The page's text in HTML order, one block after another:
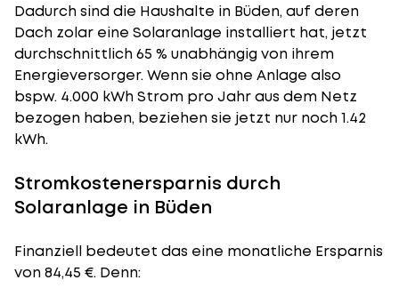
Dadurch sind die Haushalte in Büden, auf deren
Dach zolar eine Solaranlage installiert hat, jetzt
durchschnittlich 65 % unabhängig von ihrem
Energieversorger. Wenn sie ohne Anlage also
bspw. 4.000 kWh Strom pro Jahr aus dem Netz
bezogen haben, beziehen sie jetzt nur noch 1.42
kWh.
Stromkostenersparnis durch
Solaranlage in Büden
Finanziell bedeutet das eine monatliche Ersparnis
von 84,45 €. Denn: